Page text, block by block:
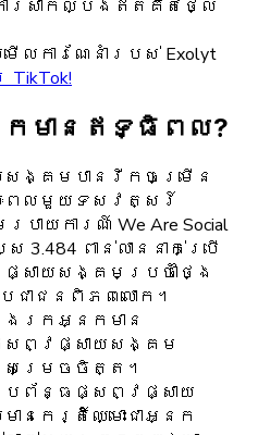
ារសាកល្បងឥតគិតថ្លៃ
ការណែនាំរបស់ Exolyt
កមានឥទ្ធិពល?
ង្គម​បាន​រីក​ចម្រើន​
ពេល​មួយ​ទសវត្សរ៍​
ាយការណ៍ We Are Social
3.484 ពាន់លាននាក់ប្រើ
ាយសង្គមប្រចាំថ្ងៃ
ជាជនពិភពលោក។
ែងរកអ្នកមាន
ព្វផ្សាយសង្គម
សម្រេចចិត្ត។
រព័ន្ធផ្សព្វផ្សាយ
កេរ្តិ៍ឈ្មោះជាអ្នក